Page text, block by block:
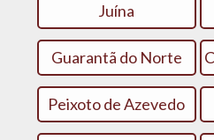
Juína
Guarantã do Norte
Peixoto de Azevedo